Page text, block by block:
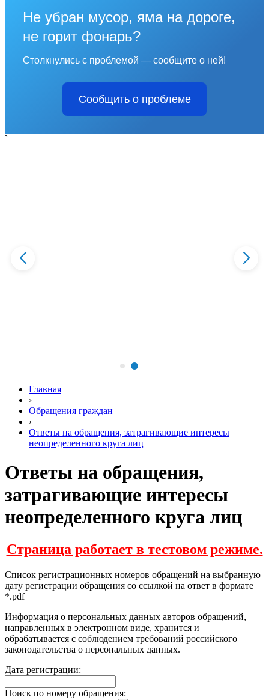
Не убран мусор, яма на дороге,
не горит фонарь?
Столкнулись с проблемой — сообщите о ней!
Сообщить о проблеме
`
Главная
›
Обращения граждан
›
Ответы на обращения, затрагивающие интересы
неопределенного круга лиц
Ответы на обращения,
затрагивающие интересы
неопределенного круга лиц
Страница работает в тестовом режиме.
Список регистрационных номеров обращений на выбранную
дату регистрации обращения со ссылкой на ответ в формате
*.pdf
Информация о персональных данных авторов обращений,
направленных в электронном виде, хранится и
обрабатывается с соблюдением требований российского
законодательства о персональных данных.
Дата регистрации:
Поиск по номеру обращения: